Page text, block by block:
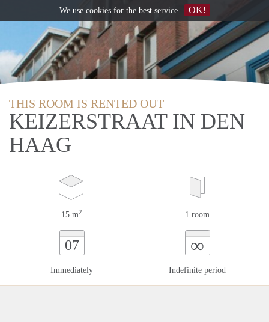
THIS ROOM IS RENTED OUT
KEIZERSTRAAT IN DEN
HAAG
15 m2 1 room
07
Immediately
∞
Indefinite period
We use cookiesfor the best service OK!